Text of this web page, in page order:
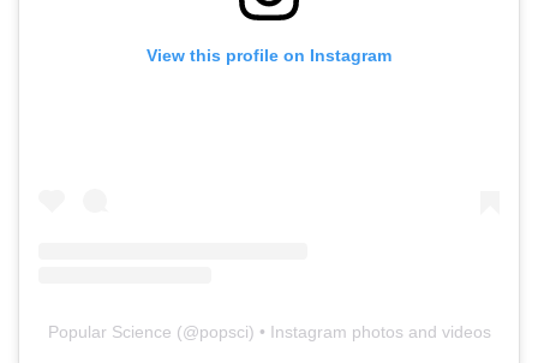
View this profile on Instagram
Popular Science (@popsci) • Instagram photos and videos